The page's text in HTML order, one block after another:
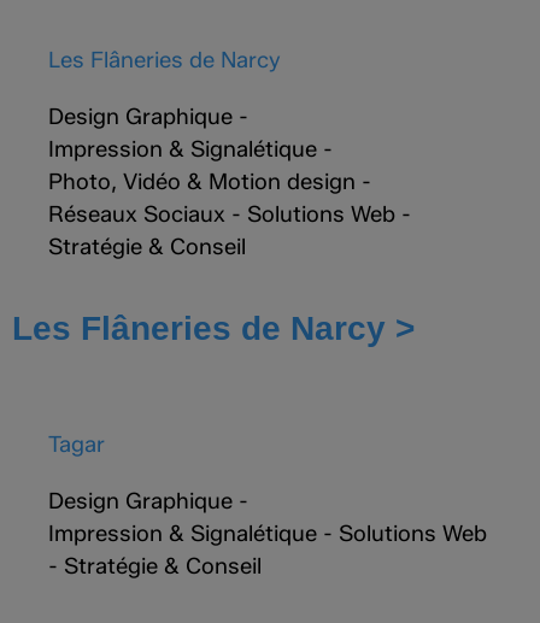
Les Flâneries de Narcy
Design Graphique -
Impression & Signalétique -
Photo, Vidéo & Motion design -
Réseaux Sociaux - Solutions Web -
Stratégie & Conseil
Les Flâneries de Narcy >
Tagar
Design Graphique -
Impression & Signalétique - Solutions Web
- Stratégie & Conseil